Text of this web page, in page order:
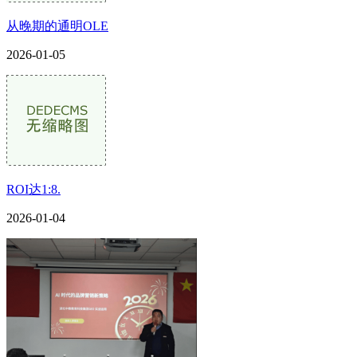
从晚期的通明OLE
2026-01-05
ROI达1:8.
2026-01-04